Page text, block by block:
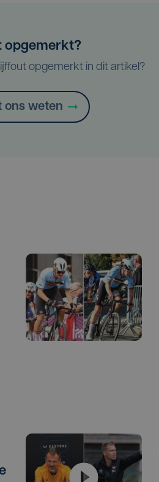
opgemerkt?
opgemerkt in dit artikel?
ons weten